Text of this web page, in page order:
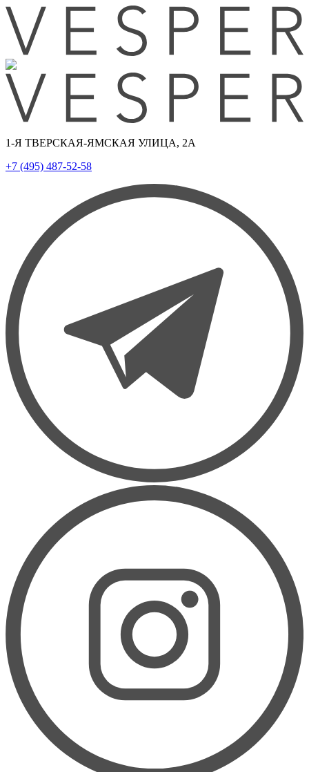
1-Я ТВЕРСКАЯ-ЯМСКАЯ УЛИЦА, 2А
+7 (495) 487-52-58